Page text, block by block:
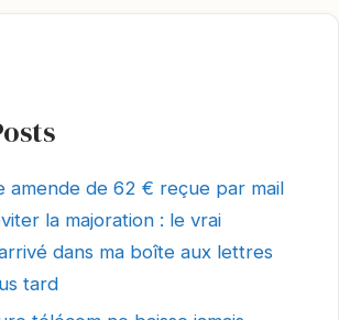
amende de 62 € reçue par mail
la majoration : le vrai
dans ma boîte aux lettres
tard